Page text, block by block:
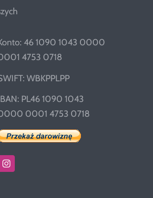
46 1090 1043 0000
4753 0718
WBKPPLPP
PL46 1090 1043
0001 4753 0718